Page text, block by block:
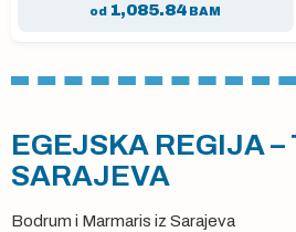
od 1,085.84 BAM
EGEJSKA REGIJA –
SARAJEVA
Bodrum i Marmaris iz Sarajeva